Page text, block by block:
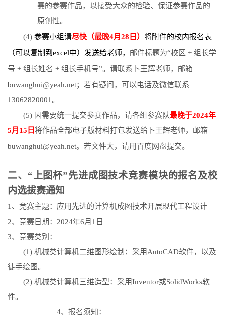
赛的参赛作品，以接受大众的检验、保证参赛作品的
原创性。
(4) 参赛小组请尽快（最晚4月28 日） 将附件的校内报名表
（可以复制到 excel中）发送给老师， 邮件标题为“校区 + 组长学
号 + 组长姓名 + 组长手机号”。请联系卜王辉老师， 邮箱
buwanghui@yeah.net；若有疑问，可以 电话及微信联系
13062820001。
(5) 因需要统一提交参赛作品，请各组参赛队最晚于2024年
5月 15 日将作品全部电子版材料打包发送给卜王辉老师，邮箱
buwanghui@yeah.net。若文件大，请用百度网盘提交。
二、“上图杯”先进成图技术竞赛模块的报名及校
内选拔赛通知
1 、竞赛主题：应用先进的计算机成图技术开展现代工程设计
2、竞赛日期： 2024年6月 1 日
3、竞赛类别：
(1) 机械类计算机二维图形绘制：采用AutoCAD软件，以及
徒手绘图。
(2) 机械类计算机三维造型：采用Inventor或SolidWorks软
件。
4、报名须知：